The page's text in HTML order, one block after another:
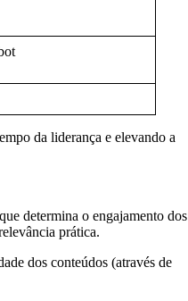
da liderança e elevando a
determina o engajamento dos
prática.
dos conteúdos (através de